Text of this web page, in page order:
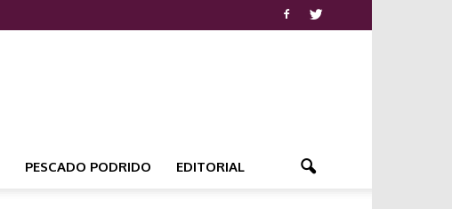
PESCADO PODRIDO EDITORIAL